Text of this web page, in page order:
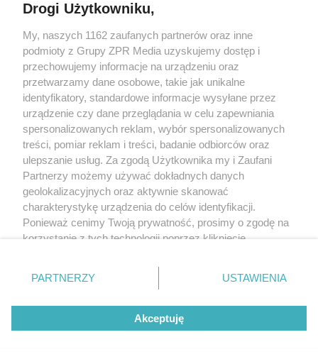
Drogi Użytkowniku,
My, naszych 1162 zaufanych partnerów oraz inne
podmioty z Grupy ZPR Media uzyskujemy dostęp i
przechowujemy informacje na urządzeniu oraz
przetwarzamy dane osobowe, takie jak unikalne
identyfikatory, standardowe informacje wysyłane przez
urządzenie czy dane przeglądania w celu zapewniania
spersonalizowanych reklam, wybór spersonalizowanych
treści, pomiar reklam i treści, badanie odbiorców oraz
ulepszanie usług. Za zgodą Użytkownika my i Zaufani
Partnerzy możemy używać dokładnych danych
geolokalizacyjnych oraz aktywnie skanować
charakterystykę urządzenia do celów identyfikacji.
Ponieważ cenimy Twoją prywatność, prosimy o zgodę na
korzystanie z tych technologii poprzez kliknięcie
zmienić/wycofać klikając przycisk ustawień prywatności
znajdujący się w lewym dolnym rogu strony
rodzaje przetwarzania danych nie wymagają zgody
użytkownika, ale masz prawo sprzeciwić się takiemu
przetwarzaniu. Preferencje będą miały zastosowanie tylko
PARTNERZY USTAWIENIA
Akceptuję